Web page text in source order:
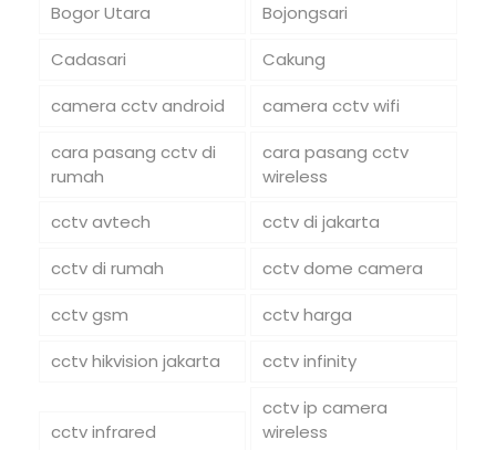
Bogor Utara
Bojongsari
Cadasari
Cakung
camera cctv android
camera cctv wifi
cara pasang cctv di
rumah
cara pasang cctv
wireless
cctv avtech
cctv di jakarta
cctv di rumah
cctv dome camera
cctv gsm
cctv harga
cctv hikvision jakarta
cctv infinity
cctv infrared
cctv ip camera
wireless